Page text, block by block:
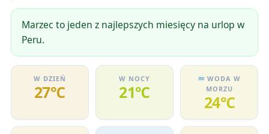
Marzec to jeden z najlepszych miesięcy na urlop w
Peru.
W DZIEŃ
27℃
W NOCY
21℃
WODA W
MORZU
24℃